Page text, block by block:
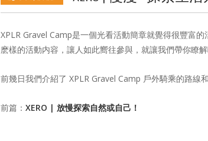
XPLR Gravel Camp是一個光看活動簡章就覺得很豐富
麽樣的活動内容，讓人如此嚮往參與，就讓我們帶你瞭解
前幾日我們介紹了 XPLR Gravel Camp 戶外騎乘的路線
前篇： XERO | 放慢探索自然或自己！